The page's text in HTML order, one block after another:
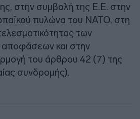
στην συμβολή της Ε.Ε. στην
πυλώνα του ΝΑΤΟ, στη
των
και στην
του άρθρου 42 (7) της
συνδρομής).